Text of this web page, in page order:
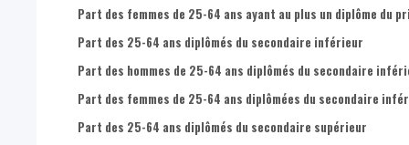
Part des femmes de 25-64 ans ayant au plus un diplôme du
Part des 25-64 ans diplômés du secondaire inférieur
Part des hommes de 25-64 ans diplômés du secondaire
Part des femmes de 25-64 ans diplômées du secondaire
Part des 25-64 ans diplômés du secondaire supérieur